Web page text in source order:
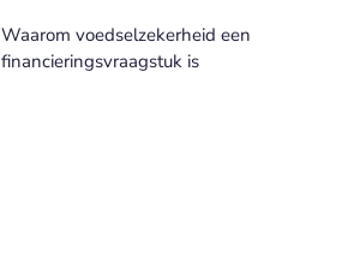
Waarom voedselzekerheid een
financieringsvraagstuk is